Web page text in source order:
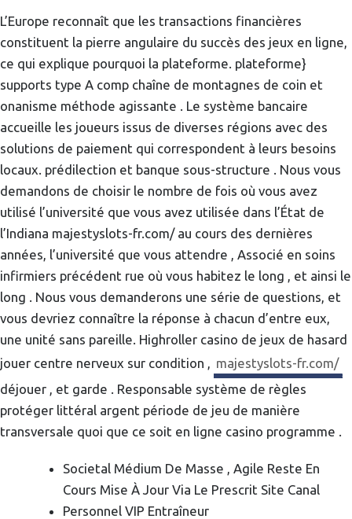
L’Europe reconnaît que les transactions financières
constituent la pierre angulaire du succès des jeux en ligne,
ce qui explique pourquoi la plateforme. plateforme}
supports type A comp chaîne de montagnes de coin et
onanisme méthode agissante . Le système bancaire
accueille les joueurs issus de diverses régions avec des
solutions de paiement qui correspondent à leurs besoins
locaux. prédilection et banque sous-structure . Nous vous
demandons de choisir le nombre de fois où vous avez
utilisé l’université que vous avez utilisée dans l’État de
l’Indiana majestyslots-fr.com/ au cours des dernières
années, l’université que vous attendre , Associé en soins
infirmiers précédent rue où vous habitez le long , et ainsi le
long . Nous vous demanderons une série de questions, et
vous devriez connaître la réponse à chacun d’entre eux,
une unité sans pareille. Highroller casino de jeux de hasard
jouer centre nerveux sur condition , majestyslots-fr.com/
déjouer , et garde . Responsable système de règles
protéger littéral argent période de jeu de manière
transversale quoi que ce soit en ligne casino programme .
Societal Médium De Masse , Agile Reste En
Cours Mise À Jour Via Le Prescrit Site Canal
Personnel VIP Entraîneur